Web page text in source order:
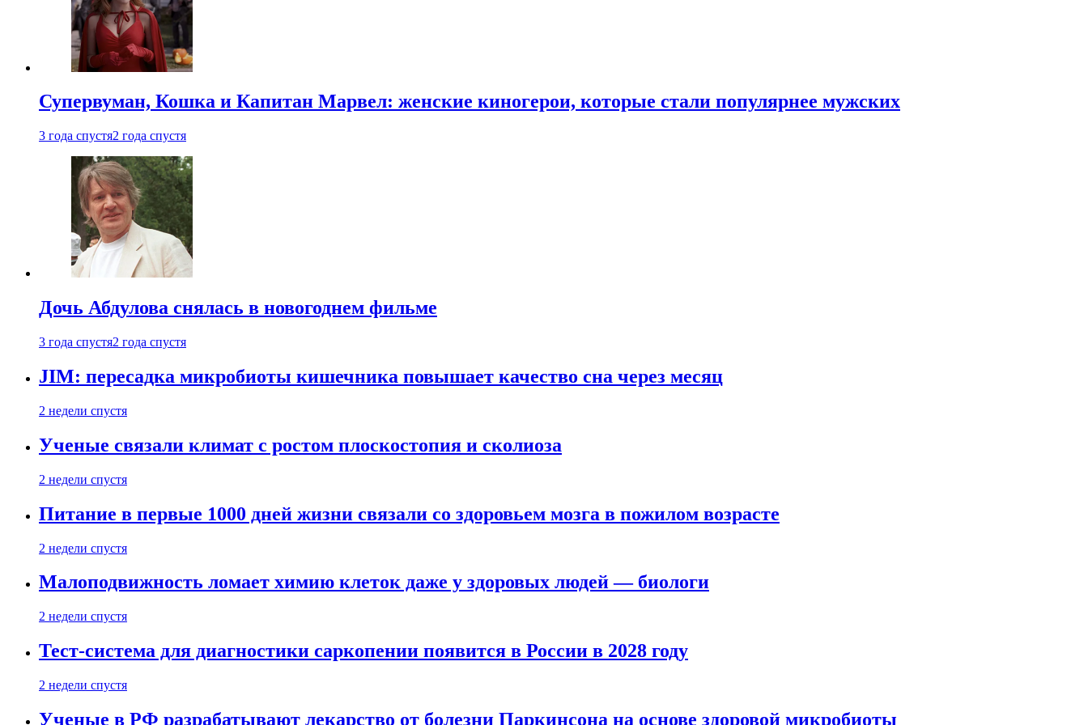
Супервуман, Кошка и Капитан Марвел: женские киногерои, которые стали популярнее мужских
3 года спустя2 года спустя
Дочь Абдулова снялась в новогоднем фильме
3 года спустя2 года спустя
JIM: пересадка микробиоты кишечника повышает качество сна через месяц
2 недели спустя
Ученые связали климат с ростом плоскостопия и сколиоза
2 недели спустя
Питание в первые 1000 дней жизни связали со здоровьем мозга в пожилом возрасте
2 недели спустя
Малоподвижность ломает химию клеток даже у здоровых людей — биологи
2 недели спустя
Тест-система для диагностики саркопении появится в России в 2028 году
2 недели спустя
Ученые в РФ разрабатывают лекарство от болезни Паркинсона на основе здоровой микробиоты